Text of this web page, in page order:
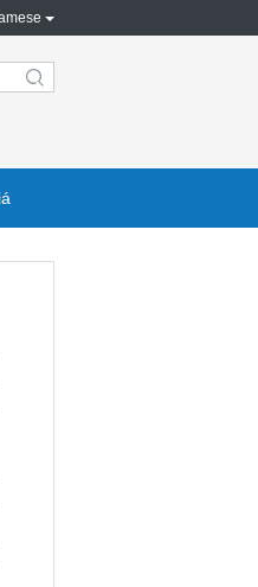
search